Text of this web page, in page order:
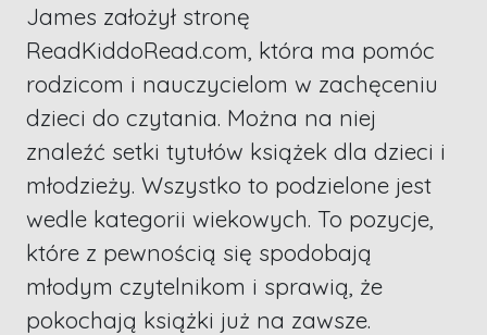
James założył stronę
ReadKiddoRead.com, która ma pomóc
rodzicom i nauczycielom w zachęceniu
dzieci do czytania. Można na niej
znaleźć setki tytułów książek dla dzieci i
młodzieży. Wszystko to podzielone jest
wedle kategorii wiekowych. To pozycje,
które z pewnością się spodobają
młodym czytelnikom i sprawią, że
pokochają książki już na zawsze.